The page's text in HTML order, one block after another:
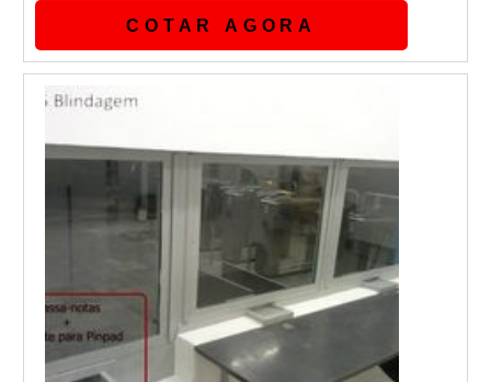
para a melhor segurança dos funcionários e
também dos condôminos.A blindagem é feita
desde os vidros da guarita até a estrutura da
mesma, sempre pensando na qualidade da
COTAR AGORA